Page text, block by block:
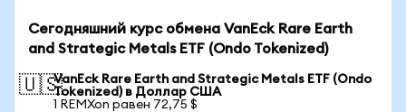
Сегодняшний курс обмена VanEck Rare Earth
and Strategic Metals ETF (Ondo Tokenized)
🇺🇸VanEck Rare Earth and Strategic Metals ETF (Ondo
Tokenized) в Доллар США
1 REMXon равен 72,75 $